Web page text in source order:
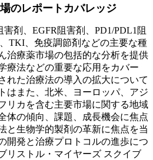
のレポートカバレッジ
剤、EGFR阻害剤、PD1/PDL1阻
TKI、免疫調節剤などの主要な種
治療薬市場の包括的な分析を提供
療法などの重要な応用をカバー
れた治療法の導入の拡大について
はまた、北米、ヨーロッパ、アジ
リカを含む主要市場に関する地域
体の傾向、課題、成長機会に焦点
と生物学的製剤の革新に焦点を当
開発と治療プロトコルの進歩につ
リストル・マイヤーズ スクイブ